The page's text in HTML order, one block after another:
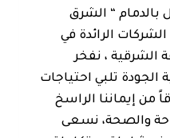
“ الشرق
الرائدة في
الشرقية ، نفخر
تلبي احتياجات
من إيماننا الراسخ
والصحة، نسعى